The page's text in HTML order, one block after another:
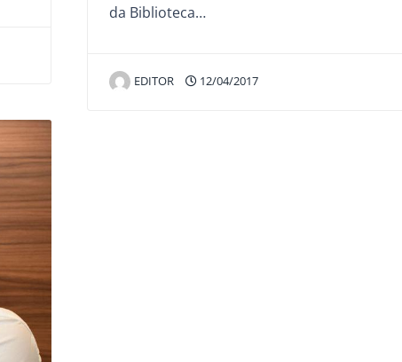
da Biblioteca…
EDITOR 12/04/2017